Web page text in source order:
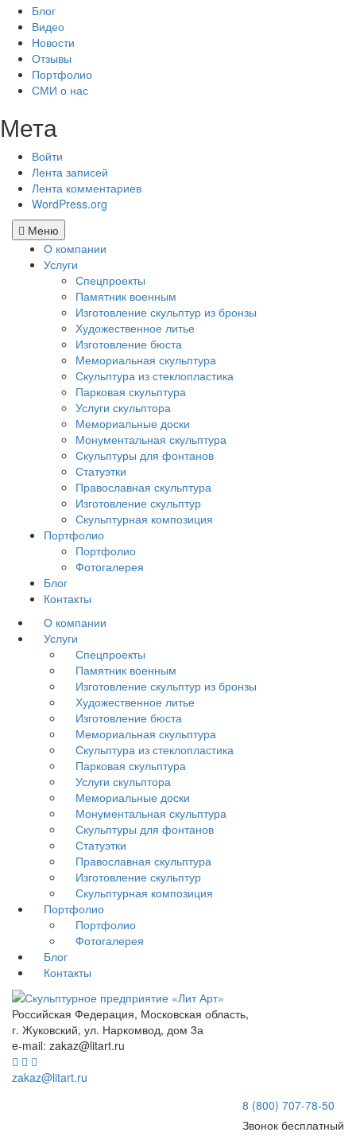
Блог
Видео
Новости
Отзывы
Портфолио
СМИ о нас
Мета
Войти
Лента записей
Лента комментариев
WordPress.org
Меню
О компании
Услуги
Спецпроекты
Памятник военным
Изготовление скульптур из бронзы
Художественное литье
Изготовление бюста
Мемориальная скульптура
Скульптура из стеклопластика
Парковая скульптура
Услуги скульптора
Мемориальные доски
Монументальная скульптура
Скульптуры для фонтанов
Статуэтки
Православная скульптура
Изготовление скульптур
Скульптурная композиция
Портфолио
Портфолио
Фотогалерея
Блог
Контакты
О компании
Услуги
Спецпроекты
Памятник военным
Изготовление скульптур из бронзы
Художественное литье
Изготовление бюста
Мемориальная скульптура
Скульптура из стеклопластика
Парковая скульптура
Услуги скульптора
Мемориальные доски
Монументальная скульптура
Скульптуры для фонтанов
Статуэтки
Православная скульптура
Изготовление скульптур
Скульптурная композиция
Портфолио
Портфолио
Фотогалерея
Блог
Контакты
Российская Федерация, Московская область,
г. Жуковский, ул. Наркомвод, дом 3а
e-mail: zakaz@litart.ru
zakaz@litart.ru
8 (800) 707-78-50
Звонок бесплатный